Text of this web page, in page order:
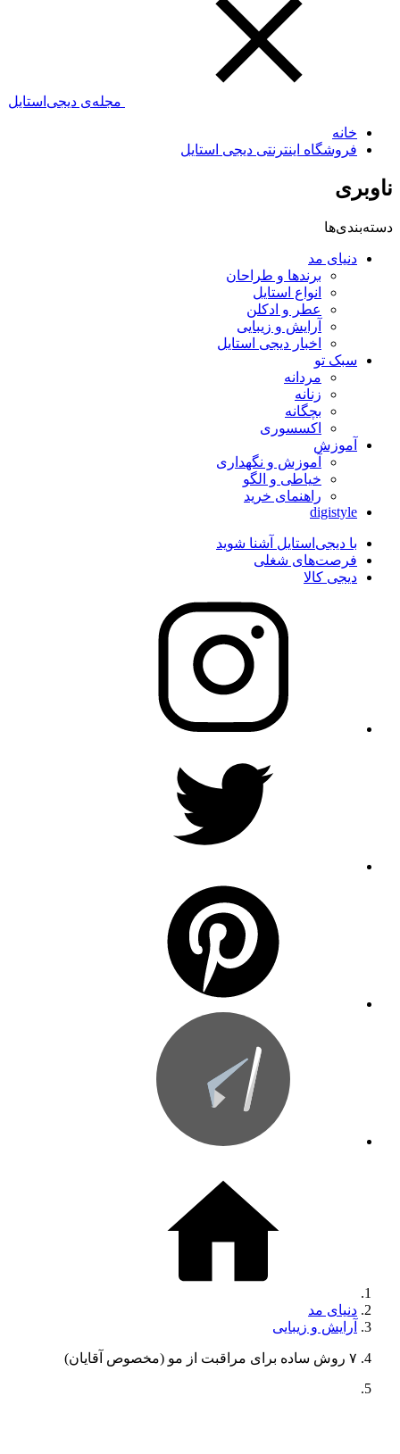
مجله‌ی دیجی‌استایل
خانه
فروشگاه اینترنتی دیجی استایل
ناوبری
دسته‌بندی‌ها
دنیای مد
برندها و طراحان
انواع استایل
عطر و ادکلن
آرایش و زیبایی
اخبار دیجی استایل
سبک تو
مردانه
زنانه
بچگانه
اکسسوری
آموزش
آموزش و نگهداری
خیاطی و الگو
راهنمای خرید
digistyle
با دیجی‌استایل آشنا شوید
فرصت‌های شغلی
دیجی کالا
دنیای مد
آرایش و زیبایی
۷ روش ساده برای مراقبت از مو (مخصوص آقایان)